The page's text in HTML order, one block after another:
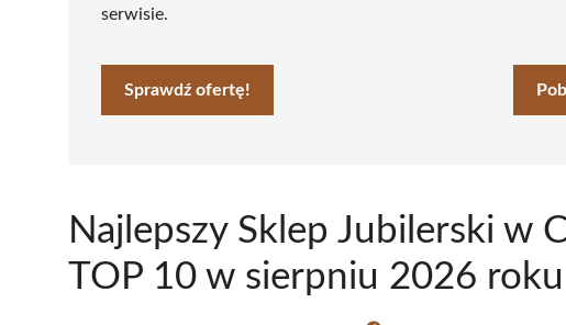
serwisie.
Sprawdź ofertę!
Najlepszy Sklep Jubilerski w
TOP 10 w sierpniu 2026 roku